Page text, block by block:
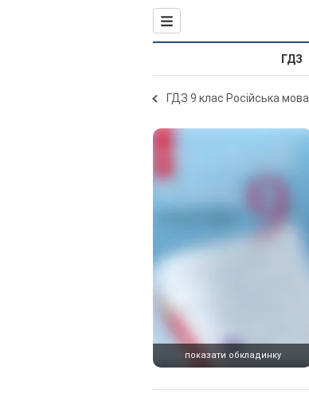
ГДЗ
ГДЗ 9 клас Російська мова
показати обкладинку